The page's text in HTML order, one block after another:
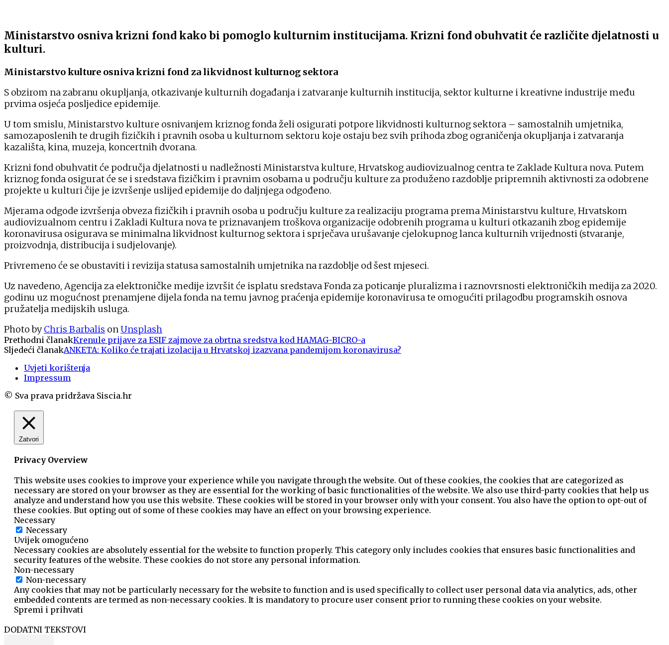
Ministarstvo osniva krizni fond kako bi pomoglo kulturnim institucijama. Krizni fond obuhvatit će različite djelatnosti u
kulturi.
Ministarstvo kulture osniva krizni fond za likvidnost kulturnog sektora
S obzirom na zabranu okupljanja, otkazivanje kulturnih događanja i zatvaranje kulturnih institucija, sektor kulturne i kreativne industrije među
prvima osjeća posljedice epidemije.
U tom smislu, Ministarstvo kulture osnivanjem kriznog fonda želi osigurati potpore likvidnosti kulturnog sektora – samostalnih umjetnika,
samozaposlenih te drugih fizičkih i pravnih osoba u kulturnom sektoru koje ostaju bez svih prihoda zbog ograničenja okupljanja i zatvaranja
kazališta, kina, muzeja, koncertnih dvorana.
Krizni fond obuhvatit će područja djelatnosti u nadležnosti Ministarstva kulture, Hrvatskog audiovizualnog centra te Zaklade Kultura nova. Putem
kriznog fonda osigurat će se i sredstava fizičkim i pravnim osobama u području kulture za produženo razdoblje pripremnih aktivnosti za odobrene
projekte u kulturi čije je izvršenje uslijed epidemije do daljnjega odgođeno.
Mjerama odgode izvršenja obveza fizičkih i pravnih osoba u području kulture za realizaciju programa prema Ministarstvu kulture, Hrvatskom
audiovizualnom centru i Zakladi Kultura nova te priznavanjem troškova organizacije odobrenih programa u kulturi otkazanih zbog epidemije
koronavirusa osigurava se minimalna likvidnost kulturnog sektora i sprječava urušavanje cjelokupnog lanca kulturnih vrijednosti (stvaranje,
proizvodnja, distribucija i sudjelovanje).
Privremeno će se obustaviti i revizija statusa samostalnih umjetnika na razdoblje od šest mjeseci.
Uz navedeno, Agencija za elektroničke medije izvršit će isplatu sredstava Fonda za poticanje pluralizma i raznovrsnosti elektroničkih medija za 2020.
godinu uz mogućnost prenamjene dijela fonda na temu javnog praćenja epidemije koronavirusa te omogućiti prilagodbu programskih osnova
pružatelja medijskih usluga.
Photo byChris Barbalis onUnsplash
Prethodni članakKrenule prijave za ESIF zajmove za obrtna sredstva kod HAMAG-BICRO-a
Sljedeći članakANKETA: Koliko će trajati izolacija u Hrvatskoj izazvana pandemijom koronavirusa?
Uvjeti korištenja
Impressum
© Sva prava pridržava Siscia.hr
Zatvori
Privacy Overview
This website uses cookies to improve your experience while you navigate through the website. Out of these cookies, the cookies that are categorized as
necessary are stored on your browser as they are essential for the working of basic functionalities of the website. We also use third-party cookies that help us
analyze and understand how you use this website. These cookies will be stored in your browser only with your consent. You also have the option to opt-out of
these cookies. But opting out of some of these cookies may have an effect on your browsing experience.
Necessary
Necessary
Uvijek omogućeno
Necessary cookies are absolutely essential for the website to function properly. This category only includes cookies that ensures basic functionalities and
security features of the website. These cookies do not store any personal information.
Non-necessary
Non-necessary
Any cookies that may not be particularly necessary for the website to function and is used specifically to collect user personal data via analytics, ads, other
embedded contents are termed as non-necessary cookies. It is mandatory to procure user consent prior to running these cookies on your website.
Spremi i prihvati
DODATNI TEKSTOVI